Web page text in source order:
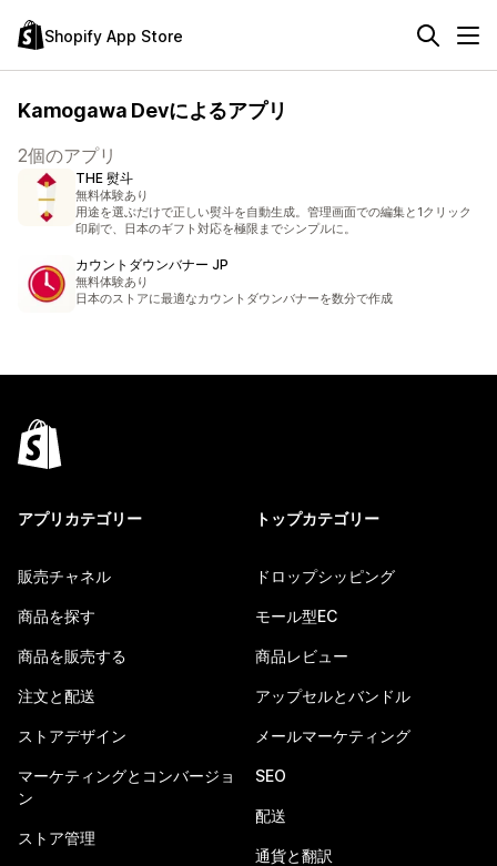
Shopify App Store
Kamogawa Devによるアプリ
2個のアプリ
THE 熨斗
無料体験あり
用途を選ぶだけで正しい熨斗を自動生成。管理画面での編集と1クリック
印刷で、日本のギフト対応を極限までシンプルに。
カウントダウンバナー JP
無料体験あり
日本のストアに最適なカウントダウンバナーを数分で作成
アプリカテゴリー
販売チャネル
商品を探す
商品を販売する
注文と配送
ストアデザイン
マーケティングとコンバージョ
ン
ストア管理
トップカテゴリー
ドロップシッピング
モール型EC
商品レビュー
アップセルとバンドル
メールマーケティング
SEO
配送
通貨と翻訳